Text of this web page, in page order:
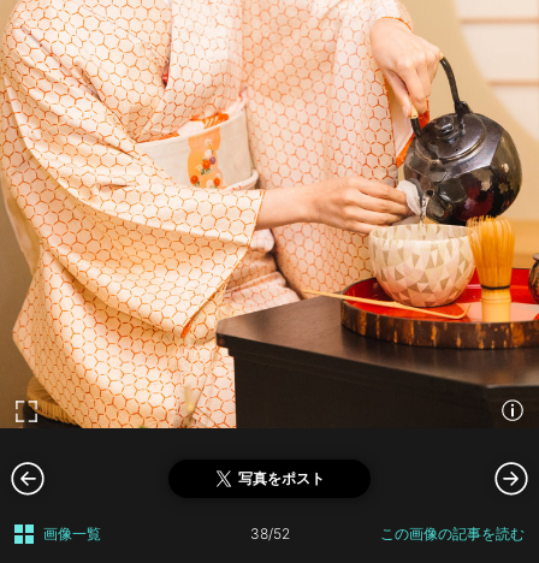
写真をポスト
画像一覧 38/52 この画像の記事を読む